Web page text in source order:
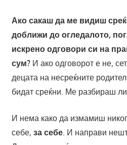
Ако сакаш да ме видиш
доближи до огледалото,
искрено одговори си на
сум?И ако одговорот е не,
децата на несреќните
бидат среќни. Ме разбираш
И нема како да измамиш
себе, за себе. И направи